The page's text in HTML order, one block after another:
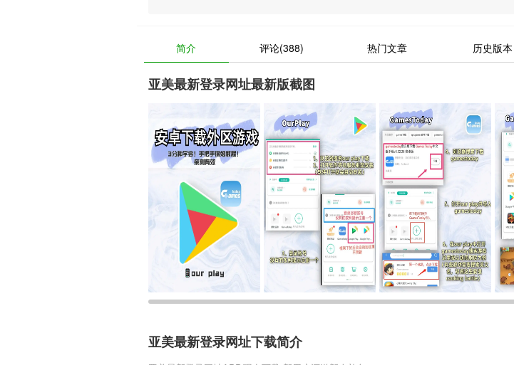
简介 评论(388) 热门文章 历史版本
亚美最新登录网址最新版截图
亚美最新登录网址下载简介